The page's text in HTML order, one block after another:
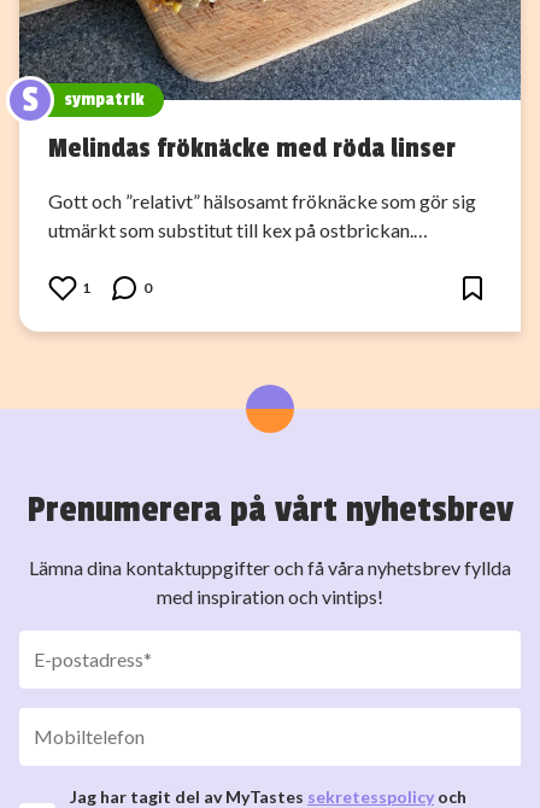
S sympatrik
Melindas fröknäcke med röda linser
Gott och ”relativt” hälsosamt fröknäcke som gör sig
utmärkt som substitut till kex på ostbrickan.…
1 0
Prenumerera på vårt nyhetsbrev
Lämna dina kontaktuppgifter och få våra nyhetsbrev fyllda
med inspiration och vintips!
Jag har tagit del av MyTastes sekretesspolicy och